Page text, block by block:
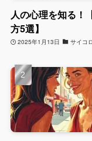
人の心理を知る！
方5選】
2025年1月13日 サイコ